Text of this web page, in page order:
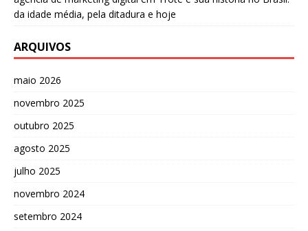
da idade média, pela ditadura e hoje
ARQUIVOS
maio 2026
novembro 2025
outubro 2025
agosto 2025
julho 2025
novembro 2024
setembro 2024